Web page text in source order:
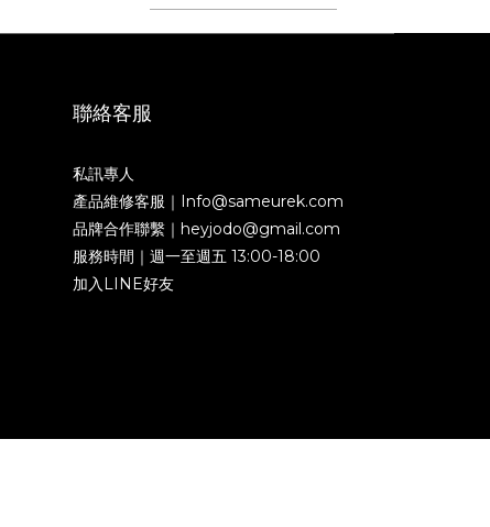
聯絡客服
私訊專人
產品維修客服｜Info@sameurek.com
品牌合作聯繫｜heyjodo@gmail.com
服務時間｜週一至週五 13:00-18:00
加入LINE好友